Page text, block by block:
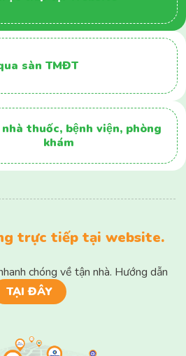
thuốc, bệnh viện, phòng
khám
TẠI ĐÂY